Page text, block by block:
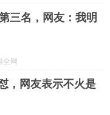
三名，网友：我明
全网
_蔡旭
，网友表示不火是